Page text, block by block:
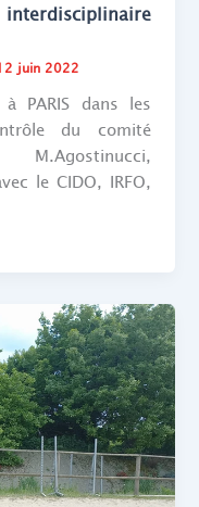
juin 2022
PARIS dans les
du comité
M.Agostinucci,
le CIDO, IRFO,